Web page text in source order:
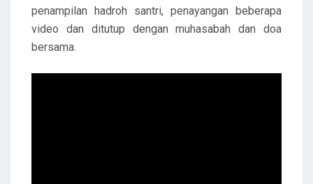
penampilan hadroh santri, penayangan beberapa
video dan ditutup dengan muhasabah dan doa
bersama.